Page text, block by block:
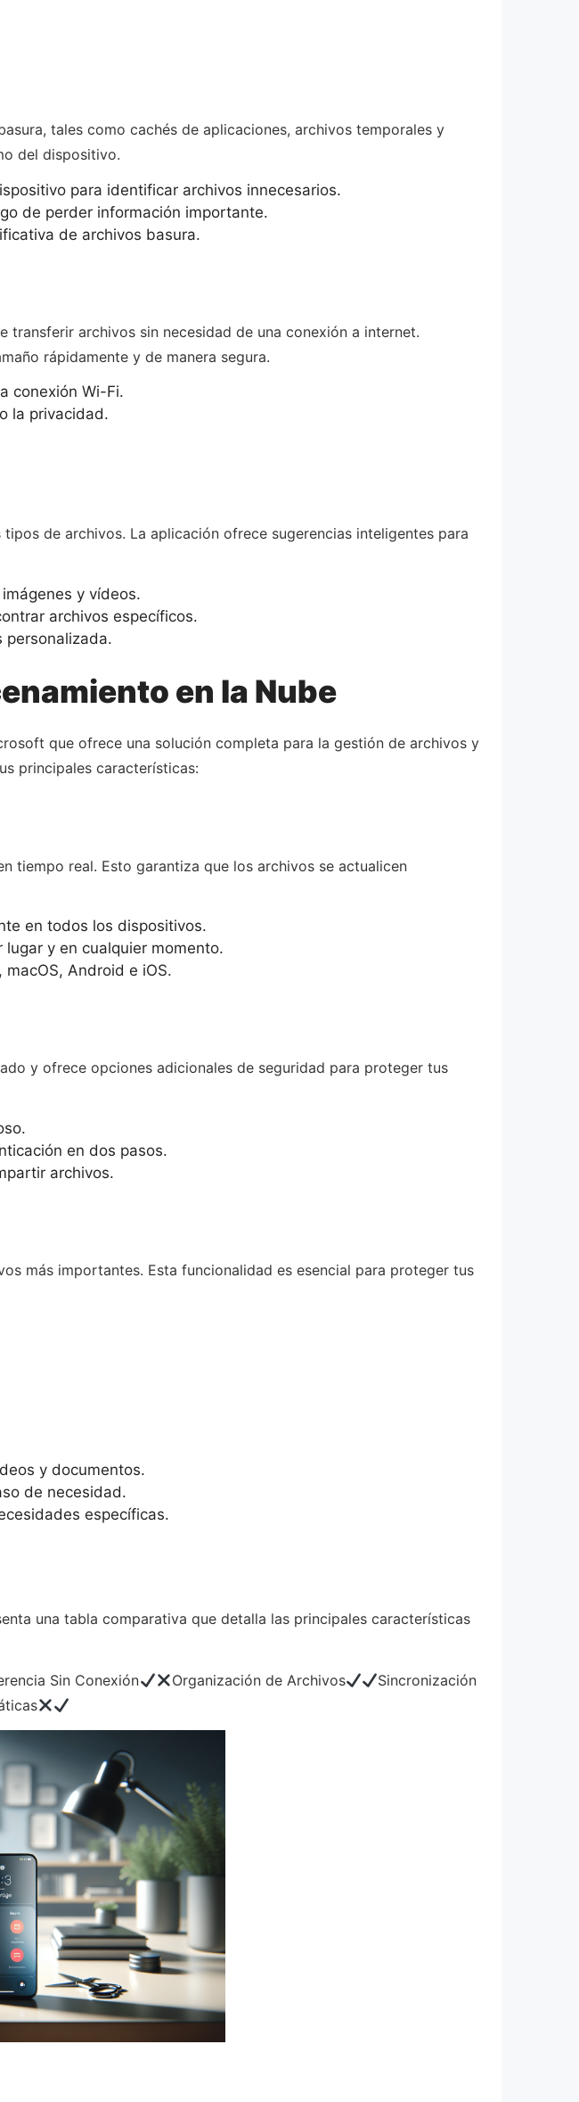
tales como cachés de aplicaciones, archivos temporales y
del dispositivo.
para identificar archivos innecesarios.
de perder información importante.
de archivos basura.
transferir archivos sin necesidad de una conexión a internet.
rápidamente y de manera segura.
conexión Wi-Fi.
la privacidad.
de archivos. La aplicación ofrece sugerencias inteligentes para
y vídeos.
archivos específicos.
personalizada.
en la Nube
que ofrece una solución completa para la gestión de archivos y
principales características:
tiempo real. Esto garantiza que los archivos se actualicen
en todos los dispositivos.
y en cualquier momento.
Android e iOS.
y ofrece opciones adicionales de seguridad para proteger tus
en dos pasos.
archivos.
más importantes. Esta funcionalidad es esencial para proteger tus
y documentos.
de necesidad.
específicas.
una tabla comparativa que detalla las principales características
Sin Conexión Organización de Archivos
Sincronización